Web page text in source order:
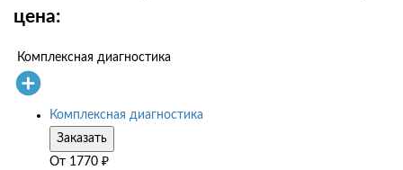
цена:
Комплексная диагностика
Комплексная диагностика
Заказать
От 1770 ₽